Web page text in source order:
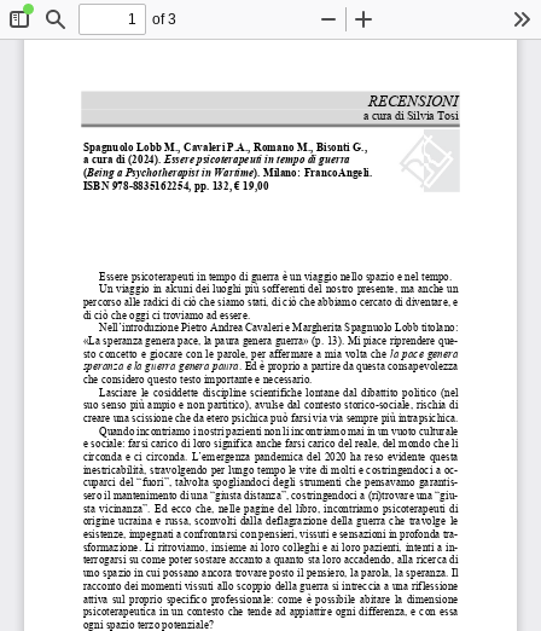
ToggleFind
of 3
Zoom
RECENSIONI
a cura di Silvia Tosi
Spagnuolo Lobb M., Cavaleri P.A
., Romano M., Bisonti G.,
a cura di (2024). Essere psicoterapeuti in tempo di guerra
(Being a Psychotherapist in Wartime). Milano: FrancoAngeli.
ISBN 978-8835162254, pp. 132, € 19,00
Essere psicoterapeuti in tempo di guerra è un viaggio nello spazio e nel tempo.
Un viaggio in alcuni dei luoghi più sofferenti del nostro presente, ma anche un
percorso alle radici di ciò che siamo stati, di ciò che abbiamo cercato di diventare, e
di ciò che oggi ci troviamo ad essere.
Nell’introduzione Pietro Andrea Cavaleri e Margherita Spagnuolo Lobb titolano:
«La speranza genera pace, la paura genera guerra» (p. 13). Mi piace riprendere que-
sto concetto e giocare con le parole, per affermare a mia volta che la pace genera
speranza e la guerra genera paura . Ed è proprio a partire da questa consapevolezza
che considero questo testo importante e necessario.
Lasciare  le  cosiddette  discipline  scientifiche  lontane  dal  dibattito  politico  (nel
suo senso più ampio e non partitico), avulse dal contesto storico-sociale, rischia di
creare una scissione che da etero psichica può farsi via via sempre più intrapsichica.
Quando incontriamo i nostri pazienti non li incontriamo mai in un vuoto culturale
e sociale: farsi carico di loro significa anche farsi carico del reale, del mondo che li
circonda  e  ci  circonda.  L’emergenza  pandemica  del  2020  ha  reso  evidente  questa
inestricabilità, stravolgendo per lungo tempo le vite di molti e costringendoci a oc-
cuparci  del  “fuori”,  talvolta  spogliandoci  degli  strumenti  che  pensavamo  garantis-
sero il mantenimento di una “giusta distanza”, costringendoci a (ri)trovare una “giu-
sta  vicinanza”.  Ed  ecco  che,  nelle  pagine
  del  libro,  incontriam
o  psicoterapeuti  di
origine  ucraina  e  russa,  sconvolti  dalla  deflagrazione  della  guerra  che  travolge  le
esistenze, impegnati a confrontarsi con pensieri, vissuti e sensazioni in profonda tra-
sformazione. Li ritroviamo, insieme ai loro colleghi e ai loro pazienti, intenti a in-
terrogarsi su come poter sostare accanto a quanto sta loro accadendo, alla ricerca di
uno spazio in cui possano ancora trovare posto il pensiero, la parola, la speranza. Il
racconto dei momenti vissuti allo scoppio della guerra si intreccia a una riflessione
attiva  sul  proprio  specifico  professionale:  come  è  possibile  abitare  la  dimensione
psicoterapeutica  in  un  contesto  che  tende ad  appiattire  ogni  differenza,  e  con  essa
ogni spazio terzo potenziale?